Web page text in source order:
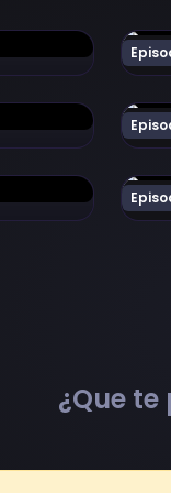
2 Ver
7 Ver
12 Ver
¿Que